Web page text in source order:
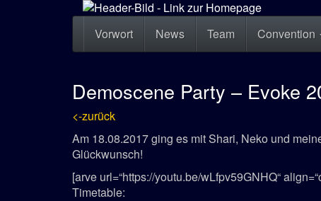
Vorwort News Team Convention
Demoscene Party – Evoke
<-zurück
Am 18.08.2017 ging es mit Shari, Neko und
Glückwunsch!
[arve url=“https://youtu.be/wLfpv59GNHQ“
Timetable: